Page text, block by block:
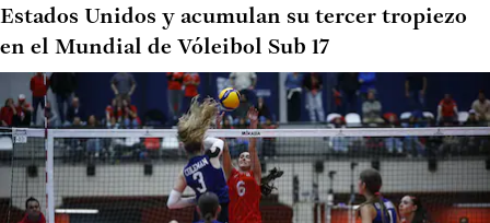
Estados Unidos y acumulan su tercer tropiezo
en el Mundial de Vóleibol Sub 17